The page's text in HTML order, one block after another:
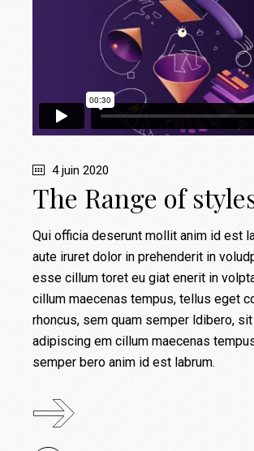
4 juin 2020
The Range of
Qui officia deserunt mollit anim id est
aute iruret dolor in prehenderit in
esse cillum toret eu giat enerit in
cillum maecenas tempus, tellus eget
rhoncus, sem quam semper ldibero,
adipiscing em cillum maecenas
semper bero anim id est labrum.